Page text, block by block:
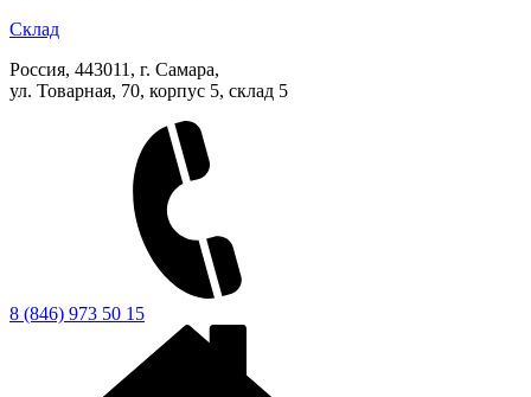
Склад
Россия, 443011, г. Самара,
ул. Товарная, 70, корпус 5, склад 5
8 (846) 973 50 15